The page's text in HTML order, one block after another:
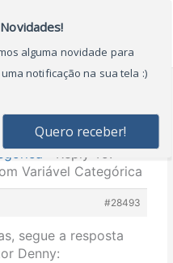
Learning e Data
Adicionar Novo
› Reply To:
Variável Categórica
#28493
segue a resposta
Denny: